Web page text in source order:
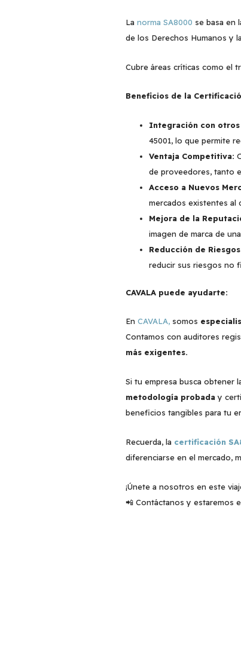
La norma SA8000 se basa en
de los Derechos Humanos y
Cubre áreas críticas como el
Beneficios de la
Integración con otros
45001, lo que permite
Ventaja Competitiva:
de proveedores, tanto
Acceso a Nuevos
mercados existentes al
Mejora de la
imagen de marca de
Reducción de
reducir sus riesgos no
CAVALA puede ayudarte:
En CAVALA, somos
Contamos con auditores
más exigentes.
Si tu empresa busca obtener
metodología probaday
beneficios tangibles para tu
Recuerda, la certificación
diferenciarse en el mercado,
¡Únete a nosotros en este
📲 Contáctanos y estaremos